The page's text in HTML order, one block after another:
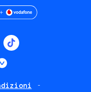
Mostra ulteriori